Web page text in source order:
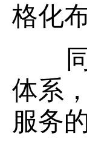
格化
同
体系
服务